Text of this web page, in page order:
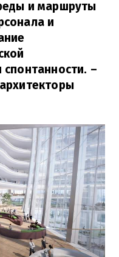
и маршруты
и
спонтанности. –